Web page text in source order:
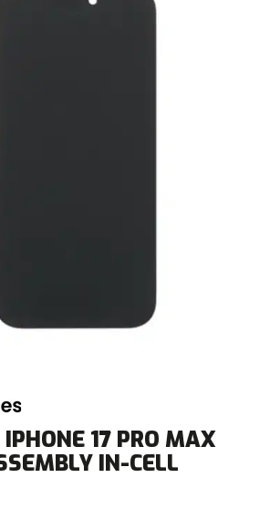
17 PRO MAX
IN-CELL